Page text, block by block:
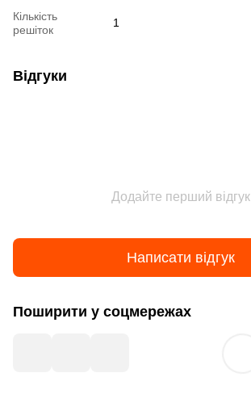
Кількість
решіток
1
Відгуки
Додайте перший відгук
Написати відгук
Поширити у соцмережах